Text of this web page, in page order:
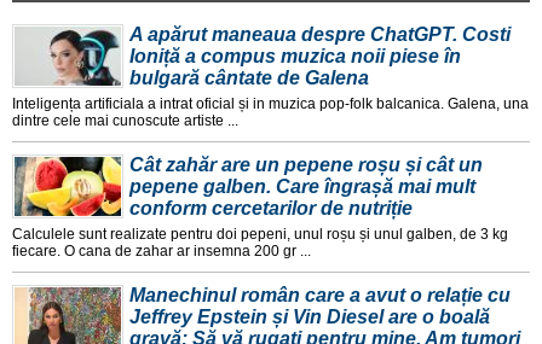
A apărut maneaua despre ChatGPT. Costi
Ioniță a compus muzica noii piese în
bulgară cântate de Galena
Inteligența artificiala a intrat oficial și in muzica pop-folk balcanica. Galena, una
dintre cele mai cunoscute artiste ...
Cât zahăr are un pepene roșu și cât un
pepene galben. Care îngrașă mai mult
conform cercetarilor de nutriție
Calculele sunt realizate pentru doi pepeni, unul roșu și unul galben, de 3 kg
fiecare. O cana de zahar ar insemna 200 gr ...
Manechinul român care a avut o relație cu
Jeffrey Epstein și Vin Diesel are o boală
gravă: Să vă rugați pentru mine. Am tumori